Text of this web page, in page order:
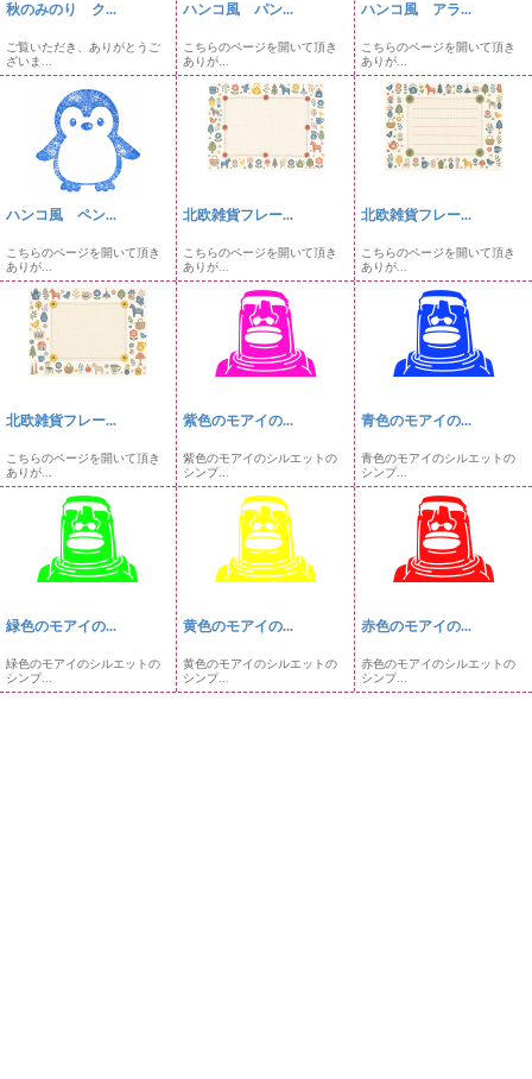
秋のみのり ク...
ご覧いただき、ありがとうご
ざいま...
ハンコ風 パン...
こちらのページを開いて頂き
ありが...
ハンコ風 アラ...
こちらのページを開いて頂き
ありが...
ハンコ風 ペン...
こちらのページを開いて頂き
ありが...
北欧雑貨フレー...
こちらのページを開いて頂き
ありが...
北欧雑貨フレー...
こちらのページを開いて頂き
ありが...
北欧雑貨フレー...
こちらのページを開いて頂き
ありが...
紫色のモアイの...
紫色のモアイのシルエットの
シンプ...
青色のモアイの...
青色のモアイのシルエットの
シンプ...
緑色のモアイの...
緑色のモアイのシルエットの
シンプ...
黄色のモアイの...
黄色のモアイのシルエットの
シンプ...
赤色のモアイの...
赤色のモアイのシルエットの
シンプ...